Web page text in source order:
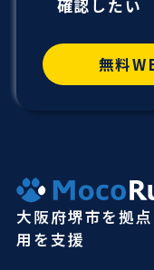
確認したい
無料
大阪府堺市を拠
用を支援